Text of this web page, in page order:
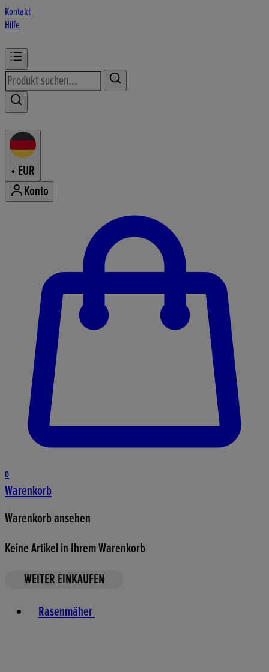
Kontakt
Hilfe
• EUR
Konto
0
Warenkorb
Warenkorb ansehen
Keine Artikel in Ihrem Warenkorb
WEITER EINKAUFEN
Rasenmäher